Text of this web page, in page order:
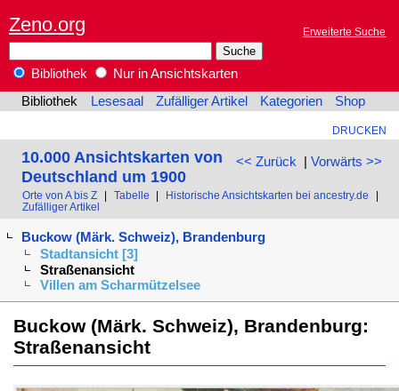
Zeno.org Erweiterte Suche
Bibliothek
Nur in Ansichtskarten
Bibliothek
Lesesaal Zufälliger Artikel Kategorien Shop
DRUCKEN
<< Zurück | Vorwärts >>
10.000 Ansichtskarten von
Deutschland um 1900
Orte von A bis Z Tabelle Historische Ansichtskarten bei ancestry.de
Zufälliger Artikel
Buckow (Märk. Schweiz), Brandenburg
Stadtansicht [3]
Straßenansicht
Villen am Scharmützelsee
Buckow (Märk. Schweiz), Brandenburg:
Straßenansicht